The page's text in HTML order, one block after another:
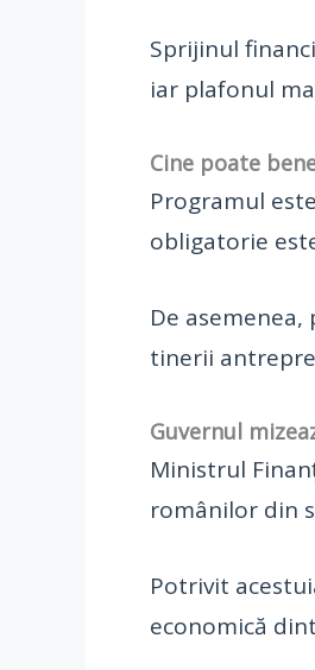
Sprijinul
iar plafonul
Cine poate
Programul
obligatorie
De
tinerii
Guvernul
Ministrul
românilor din
Potrivit
economică